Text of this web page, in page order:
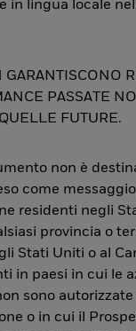
in lingua locale
PASSATE
FUTURE.
non è
come
residenti negli
provincia o
Stati Uniti o al
in paesi in cui le
sono
o in cui il